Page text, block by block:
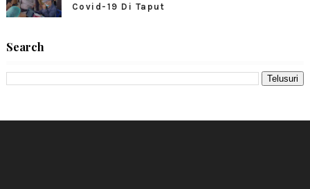
Covid-19 Di Taput
Search